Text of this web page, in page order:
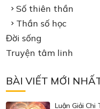
Số thiên thần
Thần số học
Đời sống
Truyện tâm linh
BÀI VIẾT MỚI
Luận Giải